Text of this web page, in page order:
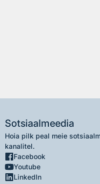
Sotsiaalmeedia
Hoia pilk peal meie
kanalitel.
Facebook
Youtube
LinkedIn